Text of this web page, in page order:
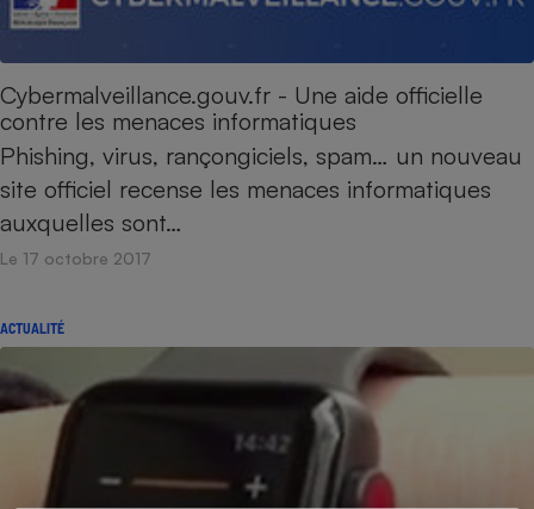
Cybermalveillance.gouv.fr - Une aide officielle
contre les menaces informatiques
Phishing, virus, rançongiciels, spam… un nouveau
site officiel recense les menaces informatiques
auxquelles sont…
Le 17 octobre 2017
ACTUALITÉ